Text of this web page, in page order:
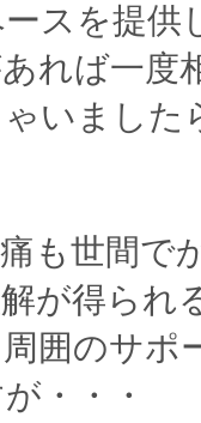
スを提供
れば一度
いました
も世間で
が得られ
囲のサポ
・・・